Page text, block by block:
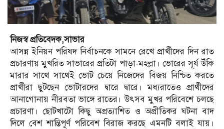
নিজস্ব প্রতিবেদক,সাভার
আসন্ন ইনিয়ন পরিষদ নির্বাচনকে সামনে রেখে প্রার্থীদের দিন রাত
প্রচারণায় মুখরিত সাভারের প্রতিটা পাড়া-মহল্লা। ভোরের সূর্য উঁকি
মারার সাথে সাথেই ভোট চেয়ে নিজেদের বিজয় নিশ্চিত করতে
প্রার্থীরা ছুটছেন ভোটারদের দ্বারে দ্বারে। মধ্যরাতেও প্রার্থীদের
আনাগোনায় নীরবতা ভাঙ্গে রাতের। উৎসব মুখর পরিবেশে চলছে
প্রচারণা। ছোটখাটো কিছু অপ্রত্যাশিত ও অপ্রীতিকর ঘটনা বাদ
দিলে বেশ শান্তিপূর্ণ পরিবেশ বিরাজ করছে এমনটি বলাই যায়।